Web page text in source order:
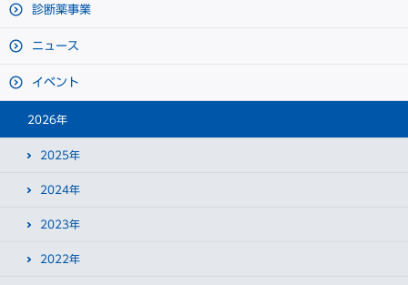
診断薬事業
ニュース
イベント
2026年
2025年
2024年
2023年
2022年